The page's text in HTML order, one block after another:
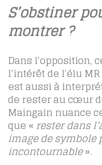
S’obstiner
montrer ?
Dans l’opposition,
l’intérêt de l’élu
est aussi à
de rester au cœur
Maingain nuance
que « rester dans
image de symbole
incontournable».